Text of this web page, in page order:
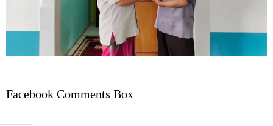
Facebook Comments Box